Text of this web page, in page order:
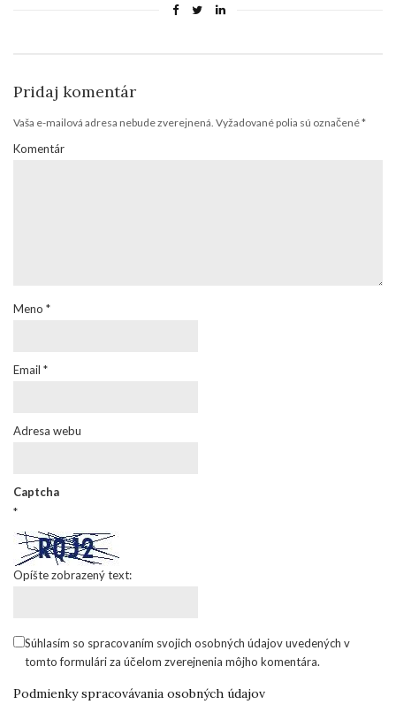
Pridaj komentár
Vaša e-mailová adresa nebude zverejnená. Vyžadované polia sú označené*
Komentár
Meno *
Email *
Adresa webu
Captcha
*
Opíšte zobrazený text:
Súhlasím so spracovaním svojich osobných údajov uvedených v
tomto formulári za účelom zverejnenia môjho komentára.
Podmienky spracovávania osobných údajov